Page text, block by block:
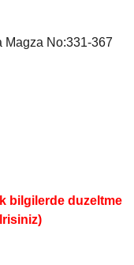
Magza No:331-367
bilgilerde duzeltme